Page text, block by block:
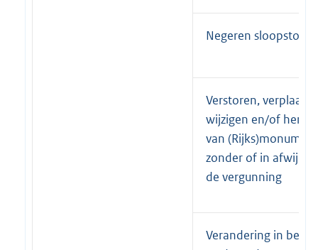
Negeren sloopstop
Verstoren,
wijzigen en/of
van (Rijks)monument
zonder of in
de vergunning
Verandering in